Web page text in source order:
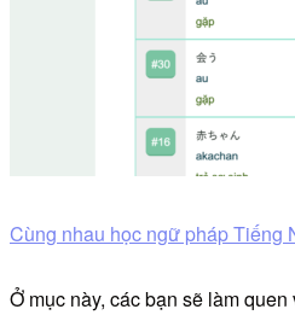
Cùng nhau học ngữ pháp Tiếng
Ở mục này, các bạn sẽ làm